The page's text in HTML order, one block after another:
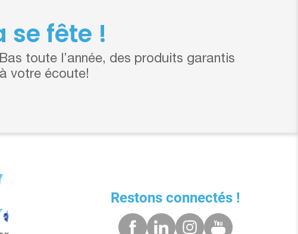
se fête !
toute l’année, des produits garantis
votre écoute!
Restons connectés !